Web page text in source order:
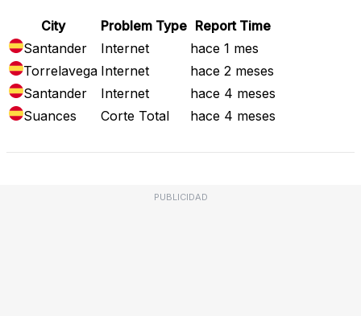
City Problem Type Report Time
Santander
Internet
hace 1 mes
Torrelavega Internet
hace 2 meses
Santander
Internet
hace 4 meses
Suances
Corte Total hace 4 meses
PUBLICIDAD